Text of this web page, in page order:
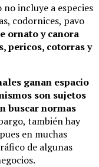
incluye a especies
codornices, pavo
ornato y canora
pericos, cotorras y
ganan espacio
son sujetos
buscar normas
también hay
en muchas
de algunas